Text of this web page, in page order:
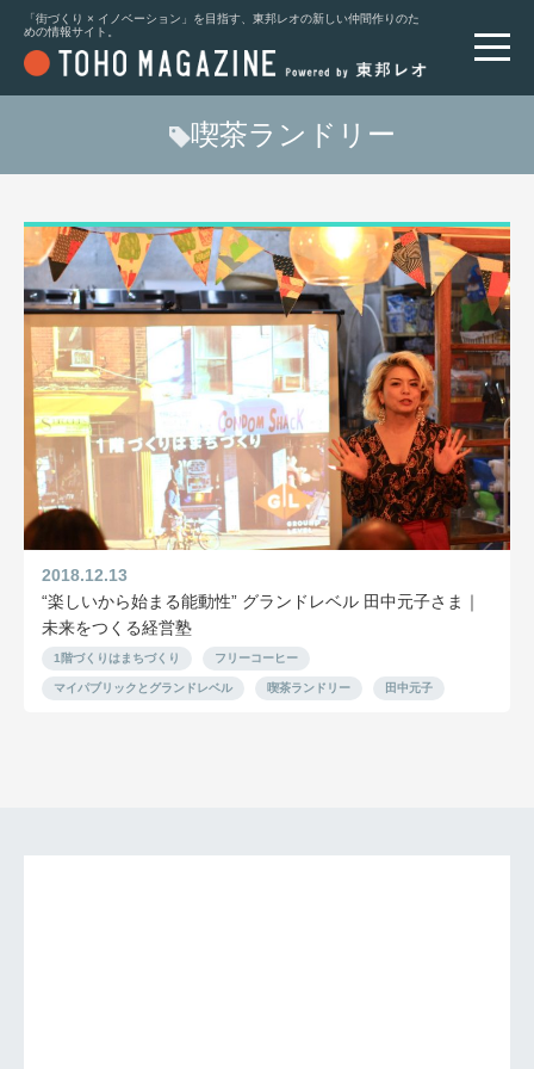
「街づくり × イノベーション」を目指す、東邦レオの新しい仲間作りのた
めの情報サイト。
喫茶ランドリー
2018.12.13
“楽しいから始まる能動性” グランドレベル 田中元子さま｜
未来をつくる経営塾
1階づくりはまちづくり フリーコーヒー
マイパブリックとグランドレベル 喫茶ランドリー 田中元子